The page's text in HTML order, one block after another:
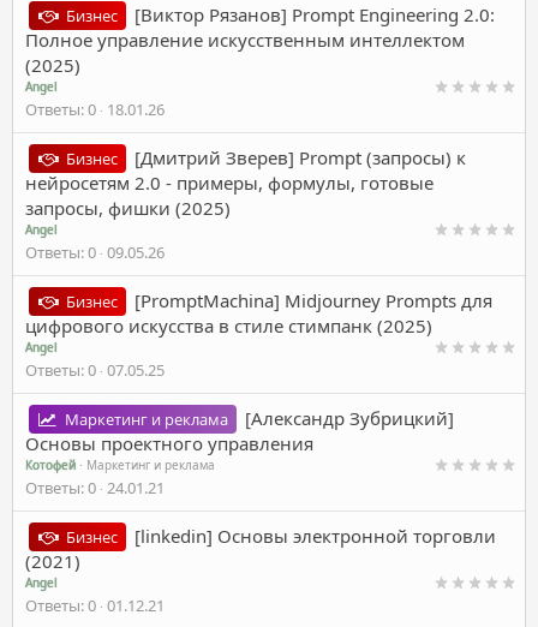
Бизнес
[Виктор Рязанов] Prompt Engineering 2.0:
Полное управление искусственным интеллектом
(2025)
Angel
Ответы 0 18.01.26
Бизнес
[Дмитрий Зверев] Prompt (запросы) к
нейросетям 2.0 - примеры, формулы, готовые
запросы, фишки (2025)
Angel
Ответы 0 09.05.26
Бизнес
[PromptMachina] Midjourney Prompts для
цифрового искусства в стиле стимпанк (2025)
Angel
Ответы 0 07.05.25
Маркетинг и реклама
[Александр Зубрицкий]
Основы проектного управления
Котофей Маркетинг и реклама
Ответы 0 24.01.21
Бизнес
[linkedin] Основы электронной торговли
(2021)
Angel
Ответы 0 01.12.21